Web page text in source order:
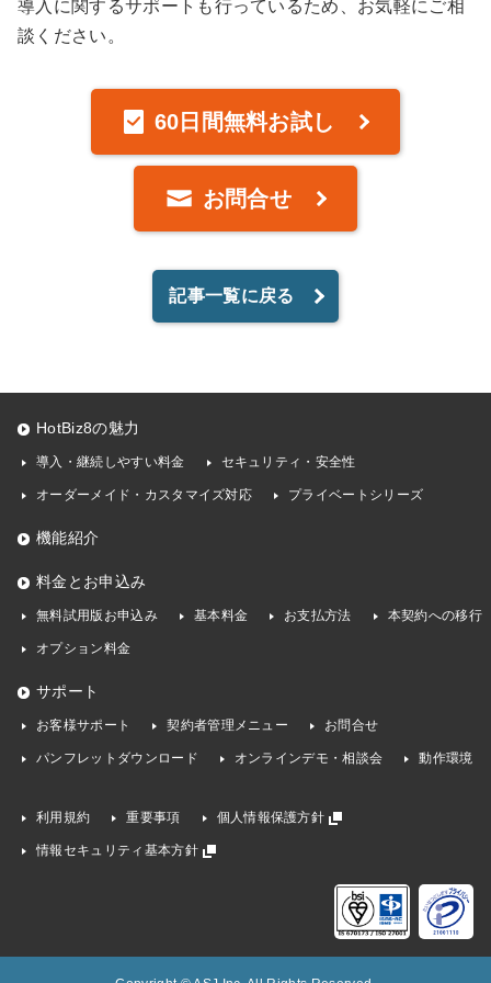
導入に関するサポートも行っているため、お気軽にご相
談ください。
60日間無料お試し
お問合せ
記事一覧に戻る
HotBiz8の魅力
導入・継続しやすい料金 セキュリティ・安全性
オーダーメイド・カスタマイズ対応 プライベートシリーズ
機能紹介
料金とお申込み
無料試用版お申込み 基本料金 お支払方法 本契約への移行
オプション料金
サポート
お客様サポート 契約者管理メニュー お問合せ
パンフレットダウンロード オンラインデモ・相談会 動作環境
利用規約 重要事項 個人情報保護方針
情報セキュリティ基本方針